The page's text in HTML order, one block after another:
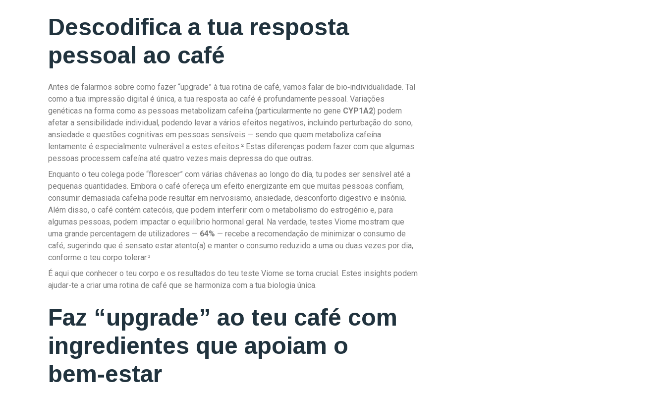
Descodifica a tua resposta
pessoal ao café
Antes de falarmos sobre como fazer “upgrade” à tua rotina de café, vamos falar de bio‑individualidade. Tal
como a tua impressão digital é única, a tua resposta ao café é profundamente pessoal. Variações
genéticas na forma como as pessoas metabolizam cafeína (particularmente no gene CYP1A2) podem
afetar a sensibilidade individual, podendo levar a vários efeitos negativos, incluindo perturbação do sono,
ansiedade e questões cognitivas em pessoas sensíveis — sendo que quem metaboliza cafeína
lentamente é especialmente vulnerável a estes efeitos.² Estas diferenças podem fazer com que algumas
pessoas processem cafeína até quatro vezes mais depressa do que outras.
Enquanto o teu colega pode “florescer” com várias chávenas ao longo do dia, tu podes ser sensível até a
pequenas quantidades. Embora o café ofereça um efeito energizante em que muitas pessoas confiam,
consumir demasiada cafeína pode resultar em nervosismo, ansiedade, desconforto digestivo e insónia.
Além disso, o café contém catecóis, que podem interferir com o metabolismo do estrogénio e, para
algumas pessoas, podem impactar o equilíbrio hormonal geral. Na verdade, testes Viome mostram que
uma grande percentagem de utilizadores — 64% — recebe a recomendação de minimizar o consumo de
café, sugerindo que é sensato estar atento(a) e manter o consumo reduzido a uma ou duas vezes por dia,
conforme o teu corpo tolerar.³
É aqui que conhecer o teu corpo e os resultados do teu teste Viome se torna crucial. Estes insights podem
ajudar-te a criar uma rotina de café que se harmoniza com a tua biologia única.
Faz “upgrade” ao teu café com
ingredientes que apoiam o
bem‑estar